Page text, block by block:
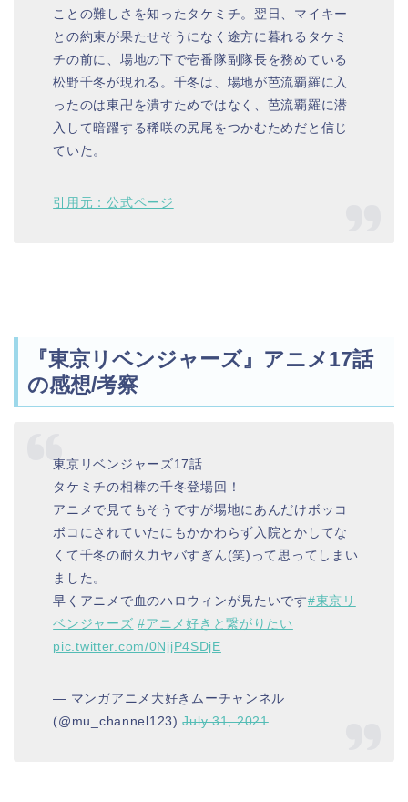
ことの難しさを知ったタケミチ。翌日、マイキー
との約束が果たせそうになく途方に暮れるタケミ
チの前に、場地の下で壱番隊副隊長を務めている
松野千冬が現れる。千冬は、場地が芭流覇羅に入
ったのは東卍を潰すためではなく、芭流覇羅に潜
入して暗躍する稀咲の尻尾をつかむためだと信じ
ていた。
引用元：公式ページ
『東京リベンジャーズ』アニメ17話
の感想/考察
東京リベンジャーズ17話
タケミチの相棒の千冬登場回！
アニメで見てもそうですが場地にあんだけボッコ
ボコにされていたにもかかわらず入院とかしてな
くて千冬の耐久力ヤバすぎん(笑)って思ってしまい
ました。
早くアニメで血のハロウィンが見たいです#東京リ
ベンジャーズ #アニメ好きと繋がりたい
pic.twitter.com/0NjjP4SDjE
— マンガアニメ大好きムーチャンネル
(@mu_channel123)July 31, 2021